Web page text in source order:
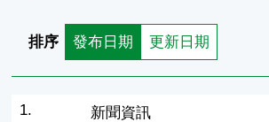
排序 發布日期 更新日期
1.
新聞資訊